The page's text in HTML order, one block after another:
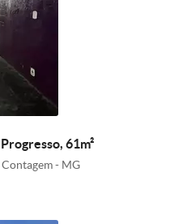
61m²
- MG